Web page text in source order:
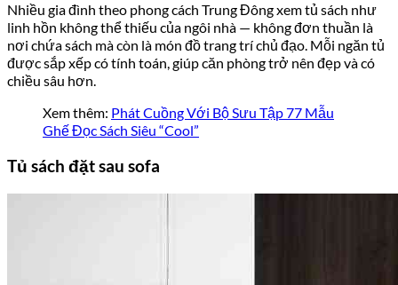
Nhiều gia đình theo phong cách Trung Đông xem tủ sách như
linh hồn không thể thiếu của ngôi nhà — không đơn thuần là
nơi chứa sách mà còn là món đồ trang trí chủ đạo. Mỗi ngăn tủ
được sắp xếp có tính toán, giúp căn phòng trở nên đẹp và có
chiều sâu hơn.
Xem thêm: Phát Cuồng Với Bộ Sưu Tập 77 Mẫu
Ghế Đọc Sách Siêu “Cool”
Tủ sách đặt sau sofa